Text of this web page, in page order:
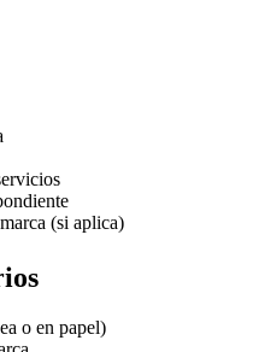
(si aplica)
o en papel)